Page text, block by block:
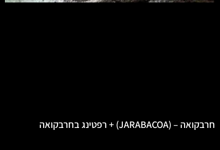
חרבקואה – (JARABACOA) + רפטינג בחרבקואה